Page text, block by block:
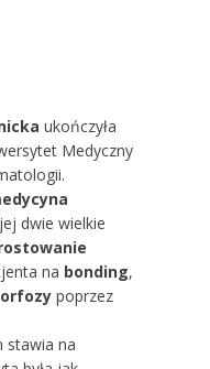
ukończyła
Medyczny
dwie wielkie
na bonding,
poprzez
stawia na